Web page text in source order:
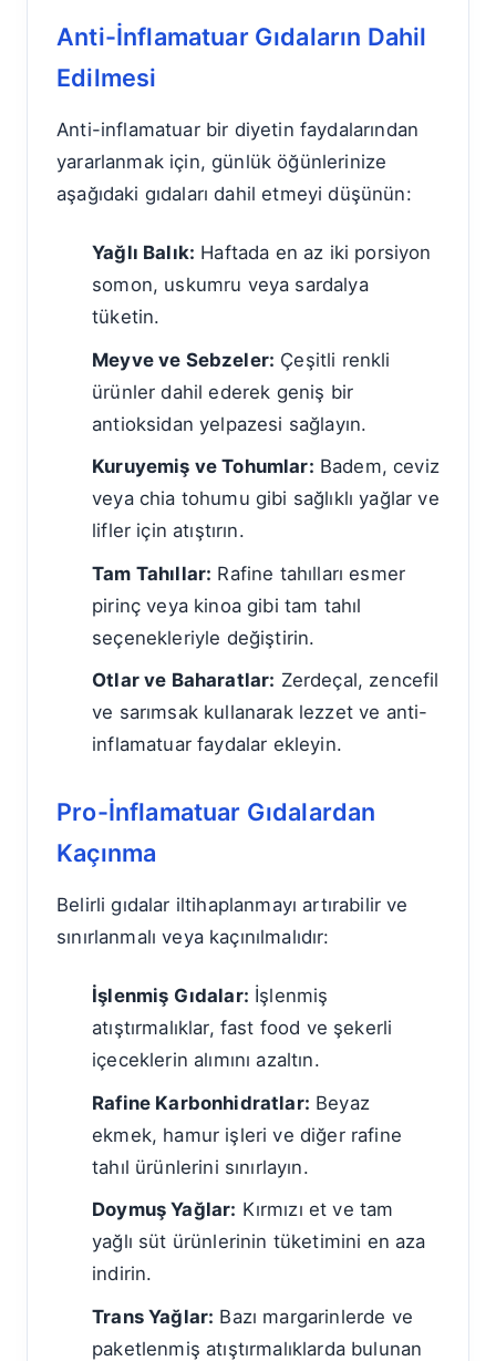
Anti-İnflamatuar Gıdaların Dahil
Edilmesi
Anti-inflamatuar bir diyetin faydalarından
yararlanmak için, günlük öğünlerinize
aşağıdaki gıdaları dahil etmeyi düşünün:
Yağlı Balık: Haftada en az iki porsiyon
somon, uskumru veya sardalya
tüketin.
Meyve ve Sebzeler: Çeşitli renkli
ürünler dahil ederek geniş bir
antioksidan yelpazesi sağlayın.
Kuruyemiş ve Tohumlar: Badem, ceviz
veya chia tohumu gibi sağlıklı yağlar ve
lifler için atıştırın.
Tam Tahıllar: Rafine tahılları esmer
pirinç veya kinoa gibi tam tahıl
seçenekleriyle değiştirin.
Otlar ve Baharatlar: Zerdeçal, zencefil
ve sarımsak kullanarak lezzet ve anti-
inflamatuar faydalar ekleyin.
Pro-İnflamatuar Gıdalardan
Kaçınma
Belirli gıdalar iltihaplanmayı artırabilir ve
sınırlanmalı veya kaçınılmalıdır:
İşlenmiş Gıdalar: İşlenmiş
atıştırmalıklar, fast food ve şekerli
içeceklerin alımını azaltın.
Rafine Karbonhidratlar: Beyaz
ekmek, hamur işleri ve diğer rafine
tahıl ürünlerini sınırlayın.
Doymuş Yağlar: Kırmızı et ve tam
yağlı süt ürünlerinin tüketimini en aza
indirin.
Trans Yağlar: Bazı margarinlerde ve
paketlenmiş atıştırmalıklarda bulunan